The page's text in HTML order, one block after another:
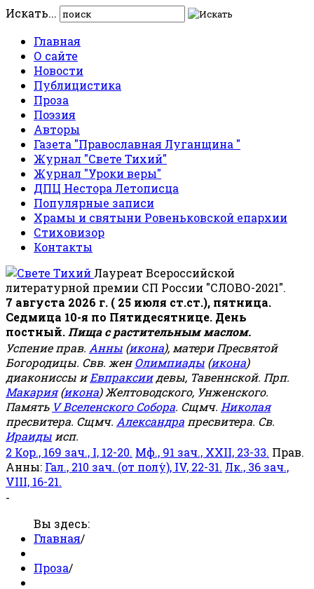
Искать...
Главная
О сайте
Новости
Публицистика
Проза
Поэзия
Авторы
Газета "Православная Луганщина "
Журнал "Свете Тихий"
Журнал "Уроки веры"
ДПЦ Нестора Летописца
Популярные записи
Храмы и святыни Ровеньковской епархии
Стиховизор
Контакты
Лауреат Всероссийской
литературной премии СП России "СЛОВО-2021".
7 августа 2026 г. ( 25 июля ст.ст.), пятница.
Седмица 10-я по Пятидесятнице. День
постный. Пища с растительным маслом.
Успение прав. Анны (икона), матери Пресвятой
Богородицы. Свв. женОлимпиады (икона)
диакониссы иЕвпраксиидевы, Тавеннской. Прп.
Макария(икона) Желтоводского, Унженского.
Память V Вселенского Собора. Сщмч. Николая
пресвитера. Сщмч. Александра пресвитера. Св.
Ираиды исп.
2 Кор., 169 зач., I, 12-20. Мф., 91 зач., XXII, 23-33. Прав.
Анны: Гал., 210 зач. (от полу́), IV, 22-31. Лк., 36 зач.,
VIII, 16-21.
-
Вы здесь:
Главная/
Проза/